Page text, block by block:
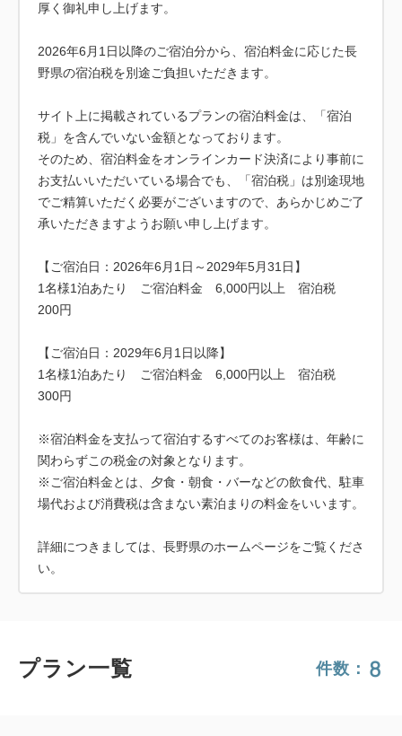
厚く御礼申し上げます。
2026年6月1日以降のご宿泊分から、宿泊料金に応じた長
野県の宿泊税を別途ご負担いただきます。
サイト上に掲載されているプランの宿泊料金は、「宿泊
税」を含んでいない金額となっております。
そのため、宿泊料金をオンラインカード決済により事前に
お支払いいただいている場合でも、「宿泊税」は別途現地
でご精算いただく必要がございますので、あらかじめご了
承いただきますようお願い申し上げます。
【ご宿泊日：2026年6月1日～2029年5月31日】
1名様1泊あたり ご宿泊料金 6,000円以上 宿泊税
200円
【ご宿泊日：2029年6月1日以降】
1名様1泊あたり ご宿泊料金 6,000円以上 宿泊税
300円
※宿泊料金を支払って宿泊するすべてのお客様は、年齢に
関わらずこの税金の対象となります。
※ご宿泊料金とは、夕食・朝食・バーなどの飲食代、駐車
場代および消費税は含まない素泊まりの料金をいいます。
詳細につきましては、長野県のホームページをご覧くださ
い。
プラン一覧 件数： 8